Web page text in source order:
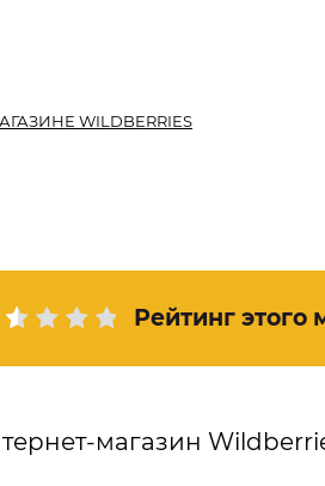
WILDBERRIES
Рейтинг этого
магазин